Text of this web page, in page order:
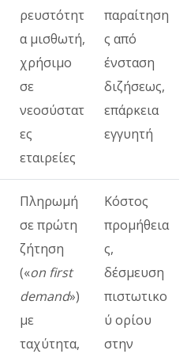
ρευστότητ
α μισθωτή,
χρήσιμο
σε
νεοσύστατ
ες
εταιρείες
παραίτηση
ς από
ένσταση
διζήσεως,
επάρκεια
εγγυητή
Πληρωμή
σε πρώτη
ζήτηση
(«on first
demand»)
με
ταχύτητα,
Κόστος
προμήθεια
ς,
δέσμευση
πιστωτικο
ύ ορίου
στην